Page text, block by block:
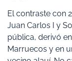
El contraste con
Juan Carlos I y
pública, derivó
Marruecos y en